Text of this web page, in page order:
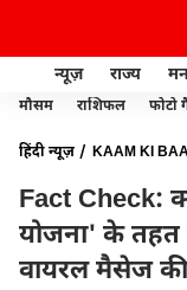
न्यूज़ राज्य
मौसम राशिफल फोटो
हिंदी न्यूज़ KAAM KI
Fact Check:
योजना' के तहत
वायरल मैसेज